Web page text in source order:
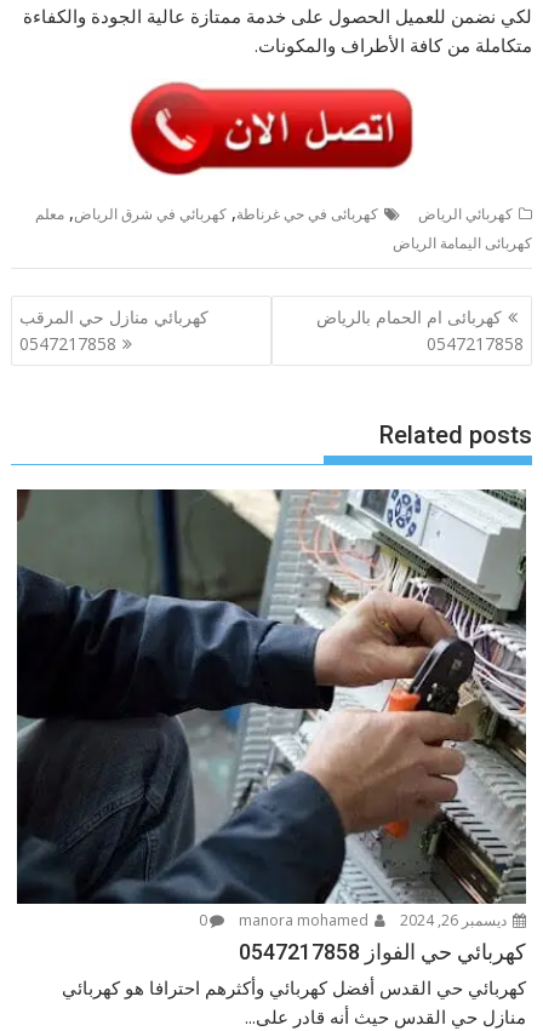
لكي نضمن للعميل الحصول على خدمة ممتازة عالية الجودة والكفاءة
متكاملة من كافة الأطراف والمكونات.
كهربائي الرياض كهربائى في حي غرناطة,كهربائي في شرق الرياض,معلم
كهربائى اليمامة الرياض
تصفّح
المقالات
كهربائى ام الحمام بالرياض
0547217858
كهربائي منازل حي المرقب
0547217858
Related posts
ديسمبر 26, 2024 0
كهربائي حي الفواز 0547217858
كهربائي حي القدس أفضل كهربائي وأكثرهم احترافا هو كهربائي
منازل حي القدس حيث أنه قادر على...